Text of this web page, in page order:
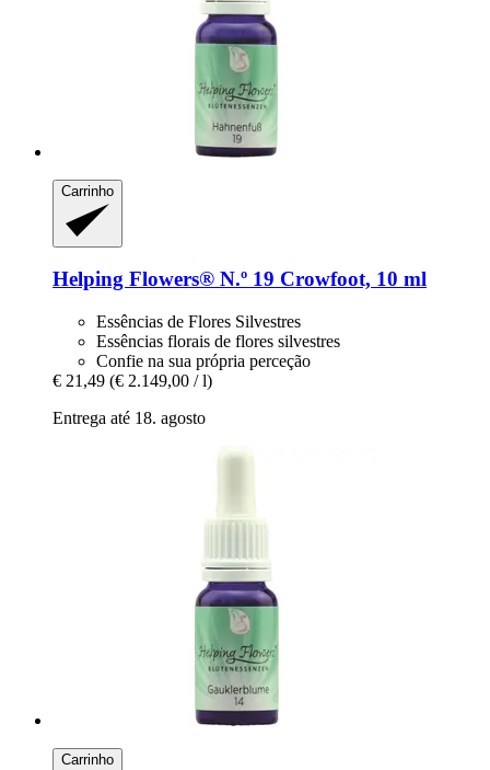
Carrinho
Helping Flowers® N.º 19 Crowfoot, 10 ml
Essências de Flores Silvestres
Essências florais de flores silvestres
Confie na sua própria perceção
€ 21,49 (€ 2.149,00 / l)
Entrega até 18. agosto
Carrinho